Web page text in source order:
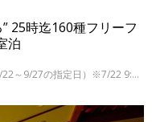
25時迄160種フリーフ
泊
8/4、9/3、8、9、15、17、28～30（別料金 7/22～9/27の指定日）※7/22 9:00時点